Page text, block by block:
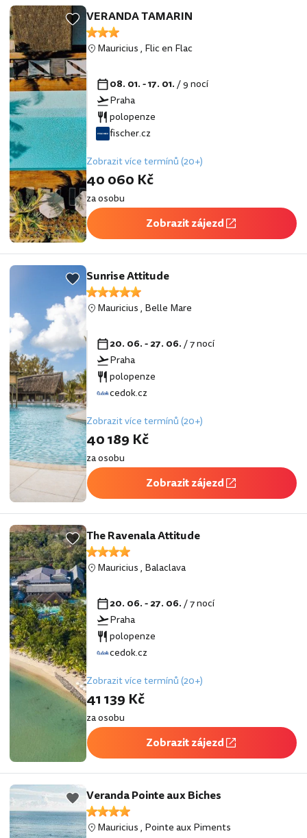
VERANDA TAMARIN
Mauricius, Flic en Flac
08. 01. - 17. 01./ 9 nocí
Praha
polopenze
fischer.cz
Zobrazit více termínů (20+)
40 060 Kč
za osobu
Zobrazit zájezd
Sunrise Attitude
Mauricius, Belle Mare
20. 06. - 27. 06./ 7 nocí
Praha
polopenze
cedok.cz
Zobrazit více termínů (20+)
40 189 Kč
za osobu
Zobrazit zájezd
The Ravenala Attitude
Mauricius, Balaclava
20. 06. - 27. 06./ 7 nocí
Praha
polopenze
cedok.cz
Zobrazit více termínů (20+)
41 139 Kč
za osobu
Zobrazit zájezd
Veranda Pointe aux Biches
Mauricius, Pointe aux Piments